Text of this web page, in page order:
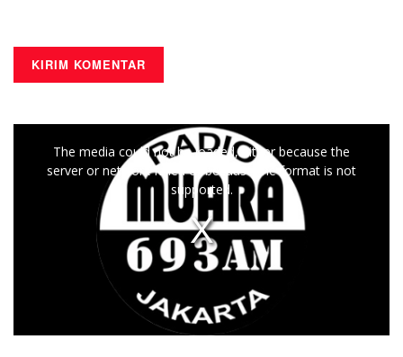
The media could not be loaded, either because the
server or network failed or because the format is not
supported.